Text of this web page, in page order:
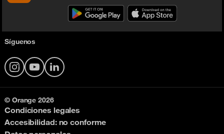
Síguenos
InstagramYouTubeLinkedIn
© Orange 2026
Condiciones legales
Accesibilidad: no conforme